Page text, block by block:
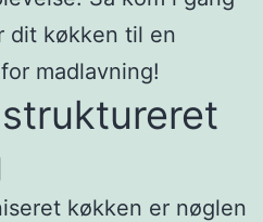
dit køkken til en
madlavning!
køkken er nøglen